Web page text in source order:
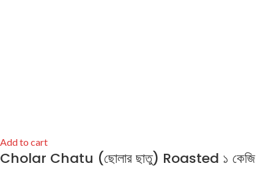
Add to cart
Cholar Chatu (ছোলার ছাতু) Roasted ১ কেজি